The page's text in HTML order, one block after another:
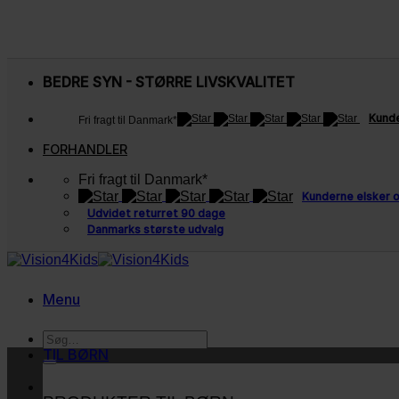
BEDRE SYN - STØRRE LIVSKVALITET
Fri fragt til Danmark*
FORHANDLER
Fri fragt til Danmark*
Kunderne elsker
Udvidet returret 90 dage
Danmarks største udvalg
Menu
Søg
efter:
TIL BØRN